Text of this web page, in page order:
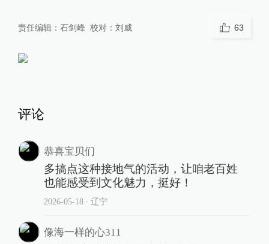
责任编辑： 石剑峰 校对： 刘威 63
评论
恭喜宝贝们
多搞点这种接地气的活动，让咱老百姓
也能感受到文化魅力，挺好！
2026-05-18∙ 辽宁
像海一样的心311